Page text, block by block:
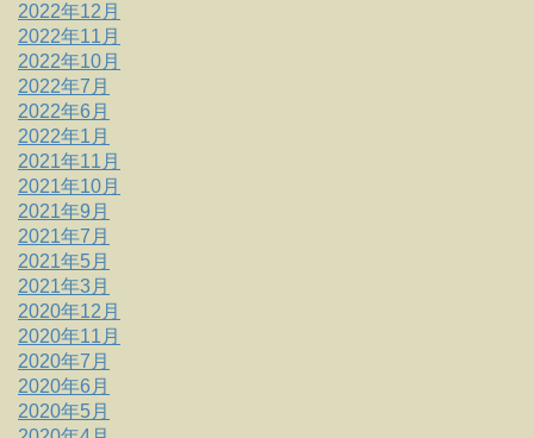
2022年12月
2022年11月
2022年10月
2022年7月
2022年6月
2022年1月
2021年11月
2021年10月
2021年9月
2021年7月
2021年5月
2021年3月
2020年12月
2020年11月
2020年7月
2020年6月
2020年5月